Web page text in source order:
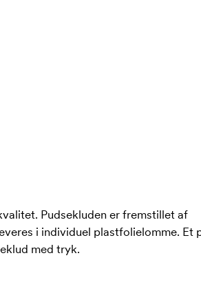
Pudsekluden er fremstillet af
i individuel plastfolielomme. Et
med tryk.